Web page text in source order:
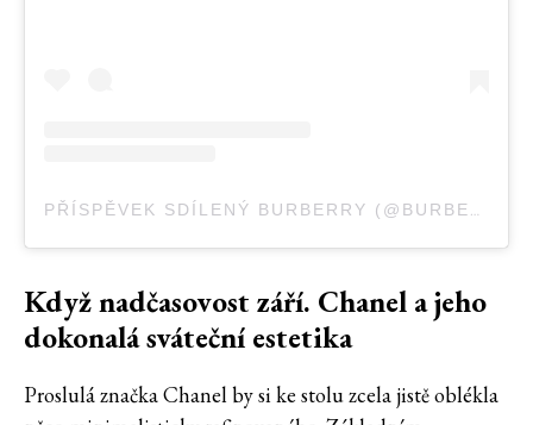
PŘÍSPĚVEK SDÍLENÝ BURBERRY (@BURBERRY)
Když nadčasovost září. Chanel a jeho
dokonalá sváteční estetika
Proslulá značka Chanel by si ke stolu zcela jistě oblékla